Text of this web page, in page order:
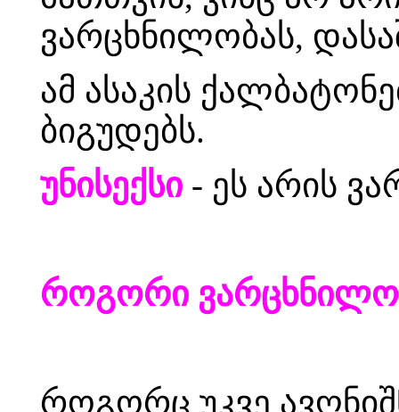
ვარცხნილობას,
ამ ასაკის
ბიგუდებს.
უნისექსი - ეს არის
როგორი
როგორც უკვე